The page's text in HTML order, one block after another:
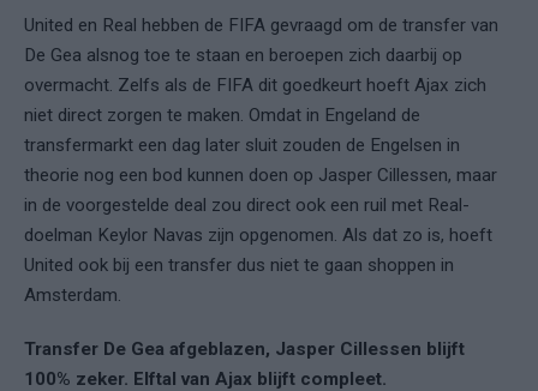
United en Real hebben de FIFA gevraagd om de transfer van
De Gea alsnog toe te staan en beroepen zich daarbij op
overmacht. Zelfs als de FIFA dit goedkeurt hoeft Ajax zich
niet direct zorgen te maken. Omdat in Engeland de
transfermarkt een dag later sluit zouden de Engelsen in
theorie nog een bod kunnen doen op Jasper Cillessen, maar
in de voorgestelde deal zou direct ook een ruil met Real-
doelman Keylor Navas zijn opgenomen. Als dat zo is, hoeft
United ook bij een transfer dus niet te gaan shoppen in
Amsterdam.
Transfer De Gea afgeblazen, Jasper Cillessen blijft
100% zeker. Elftal van Ajax blijft compleet.